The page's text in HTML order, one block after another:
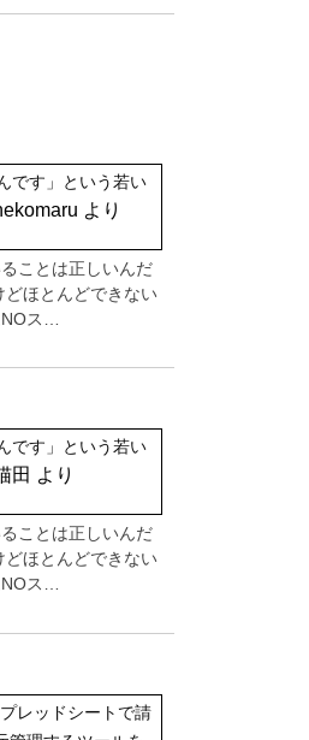
です」という若い
より
ことは正しいんだ
どほとんどできない
ス…
です」という若い
田 より
ことは正しいんだ
どほとんどできない
ス…
レッドシートで請